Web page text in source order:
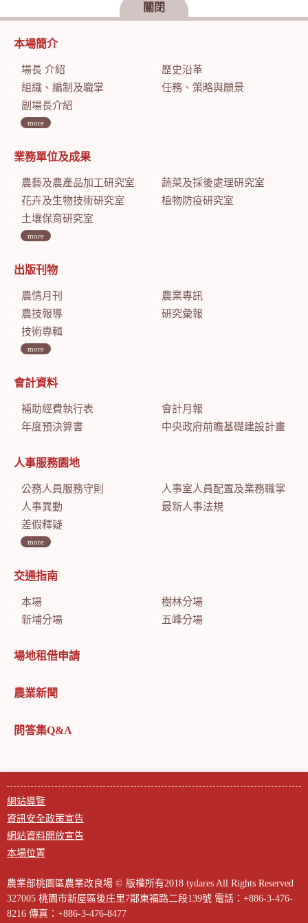
關閉
:::
本場簡介
場長 介紹
歷史沿革
組織、編制及職掌
任務、策略與願景
副場長介紹
more
業務單位及成果
農藝及農產品加工研究室
蔬菜及採後處理研究室
花卉及生物技術研究室
植物防疫研究室
土壤保育研究室
more
出版刊物
農情月刊
農業專訊
農技報導
研究彙報
技術專輯
more
會計資料
補助經費執行表
會計月報
年度預決算書
中央政府前瞻基礎建設計畫特別預算會計月報
人事服務園地
公務人員服務守則
人事室人員配置及業務職掌
人事異動
最新人事法規
差假釋疑
more
交通指南
本場
樹林分場
新埔分場
五峰分場
場地租借申請
農業新聞
問答集Q&A
網站導覽
資訊安全政策宣告
網站資料開放宣告
本場位置
農業部桃園區農業改良場 © 版權所有2018 tydares All Rights Reserved
327005 桃園市新屋區後庄里7鄰東福路二段139號 電話：+886-3-476-
8216 傳真：+886-3-476-8477